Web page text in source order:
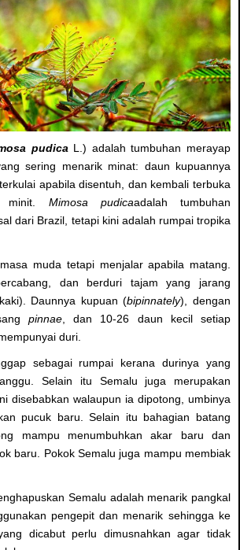
pudica L.) adalah tumbuhan merayap
sering menarik minat: daun kupuannya
apabila disentuh, dan kembali terbuka
minit. Mimosa pudicaadalah tumbuhan
dari Brazil, tetapi kini adalah rumpai tropika
muda tetapi menjalar apabila matang.
dan berduri tajam yang jarang
Daunnya kupuan (bipinnately), dengan
pinnae, dan 10-26 daun kecil setiap
duri.
sebagai rumpai kerana durinya yang
Selain itu Semalu juga merupakan
disebabkan walaupun ia dipotong, umbinya
pucuk baru. Selain itu bahagian batang
mampu menumbuhkan akar baru dan
baru. Pokok Semalu juga mampu membiak
Semalu adalah menarik pangkal
pengepit dan menarik sehingga ke
dicabut perlu dimusnahkan agar tidak